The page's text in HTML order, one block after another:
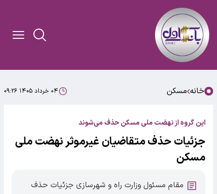
خانه مسکن ۰۴ خرداد ۱۴۰۵ ۰۹:۲۶
این گروه از نهضت ملی مسکن حذف می‌شوند
جزئیات حذف متقاضیان غیرموثر نهضت ملی
مسکن
مقام مسئول وزارت راه و شهرسازی جزئیات حذف